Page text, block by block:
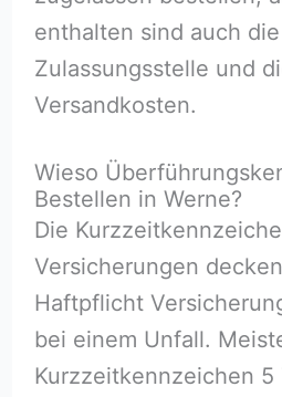
enthalten sind auch
Zulassungsstelle und
Versandkosten.
Wieso
Bestellen in Werne?
Die
Versicherungen
Haftpflicht
bei einem Unfall.
Kurzzeitkennzeichen 5